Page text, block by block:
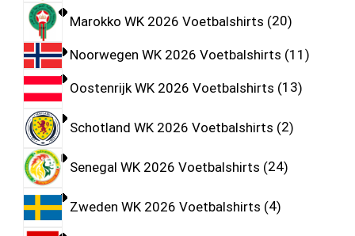
Marokko WK 2026 Voetbalshirts 20
Noorwegen WK 2026 Voetbalshirts 11
Oostenrijk WK 2026 Voetbalshirts 13
Schotland WK 2026 Voetbalshirts 2
Senegal WK 2026 Voetbalshirts 24
Zweden WK 2026 Voetbalshirts 4